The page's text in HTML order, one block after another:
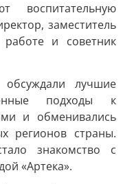
воспитательную
заместитель
работе и советник
лучшие
подходы к
и обменивались
регионов страны.
знакомство с
«Артека».